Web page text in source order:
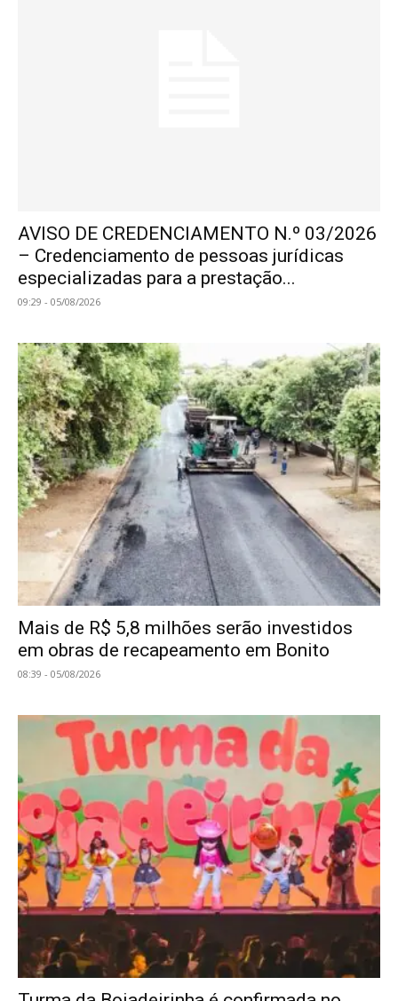
AVISO DE CREDENCIAMENTO N.º 03/2026
– Credenciamento de pessoas jurídicas
especializadas para a prestação...
09:29 - 05/08/2026
Mais de R$ 5,8 milhões serão investidos
em obras de recapeamento em Bonito
08:39 - 05/08/2026